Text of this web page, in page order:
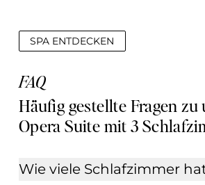
SPA ENTDECKEN
FAQ
Häufig gestellte Fragen zu
Opera Suite mit 3
Wie viele Schlafzimmer